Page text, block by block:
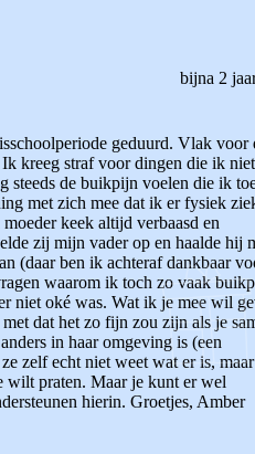
bijna 2
geduurd. Vlak voor
kreeg straf voor dingen die ik
steeds de buikpijn voelen die ik
met zich mee dat ik er fysiek
keek altijd verbaasd en
zij mijn vader op en haalde hij
(daar ben ik achteraf dankbaar
waarom ik toch zo vaak
niet oké was. Wat ik je mee wil
dat het zo fijn zou zijn als je
in haar omgeving is (een
zelf echt niet weet wat er is,
wilt praten. Maar je kunt er wel
hierin. Groetjes, Amber